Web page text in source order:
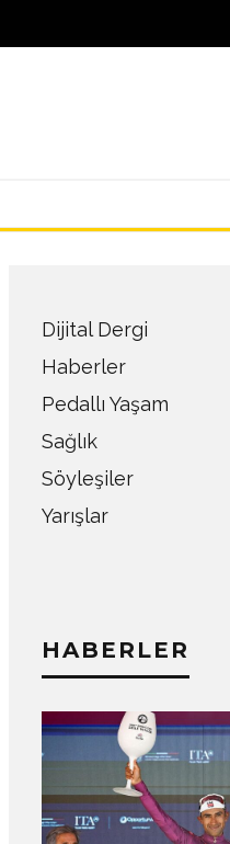
Dijital Dergi
Haberler
Pedallı Yaşam
Sağlık
Söyleşiler
Yarışlar
HABERLER